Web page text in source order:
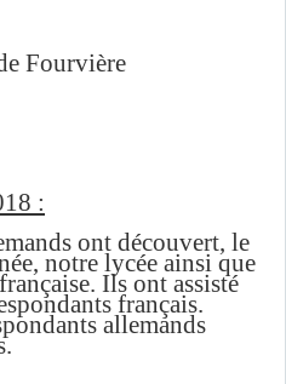
Fourvière
:
ont découvert, le
notre lycée ainsi que
Ils ont assisté
français.
allemands